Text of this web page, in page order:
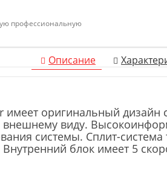
профессиональную
Описание
имеет оригинальный
внешнему виду.
системы. Сплит-
блок имеет 5